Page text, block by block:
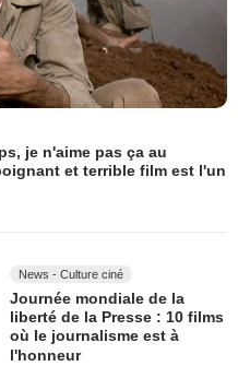
je n'aime pas ça au
et terrible film est l'un
News - Culture ciné
Journée mondiale de la
liberté de la Presse : 10 films
où le journalisme est à
l'honneur